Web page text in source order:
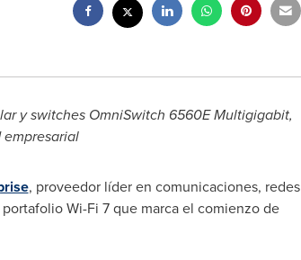
y switches OmniSwitch 6560E Multigigabit,
, proveedor líder en comunicaciones, redes
Wi-Fi 7 que marca el comienzo de